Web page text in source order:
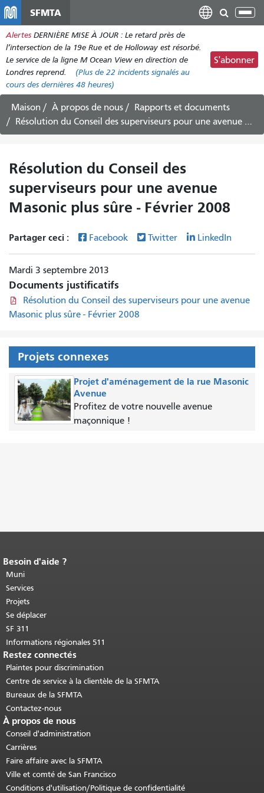
contenu
principal
SFMTA
Alertes DERNIÈRE MISE À JOUR : Le retard près de
l’intersection de la 19e Rue et de Holloway est résorbé.
Le service de la ligne M Ocean View en direction de
Londres reprend.
(Plus de 22 incidents signalés au
cours des dernières 48 heures)
S'abonner
Maison À propos de nous
Rapports et documents
Résolution du Conseil des superviseurs pour une avenue Masonic plus sûre - Février 2008
Résolution du Conseil des
superviseurs pour une avenue
Masonic plus sûre - Février 2008
Partager ceci : Facebook Twitter LinkedIn
Mardi 3 septembre 2013
Documents justificatifs
Résolution du Conseil des superviseurs pour une avenue
Masonic plus sûre - Février 2008
Projets connexes
Projet d'aménagement de la rue Masonic
Avenue
Profitez de votre nouvelle avenue
maçonnique !
Fin du contenu de la page.
cette page se répète sur chaque page.
Retour au haut du contenu principal
Besoin d'aide ?
Muni
Services
Projets
Se déplacer
SF 311
Informations régionales 511
Restez connectés
Plaintes pour discrimination
Centre de service à la clientèle de la SFMTA
Bureaux de la SFMTA
Contactez-nous
À propos de nous
Conseil d'administration
Carrières
Faire affaire avec la SFMTA
Ville et comté de San Francisco
Conditions d'utilisation/Politique de confidentialité